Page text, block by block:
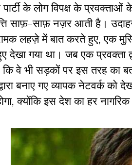
पार्टी के लोग विपक्ष के
साफ़-साफ़ नज़र आती है।
लहज़े में बात करते हुए, एक
गया था। जब एक प्रवक्ता
वे भी सड़कों पर इस तरह का
बनाए गए व्यापक नेटवर्क
क्योंकि इस देश का हर